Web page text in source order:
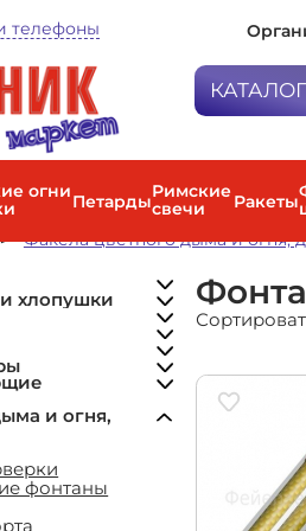
телефоны
Петарды
Римские
Ракеты
Факела
дневные
огниПетардыРимские
свечи
Ракеты
Факела цветного дыма и огня,
хлопушки
20 м)
(20–40 м)
и огня,
фонтаны